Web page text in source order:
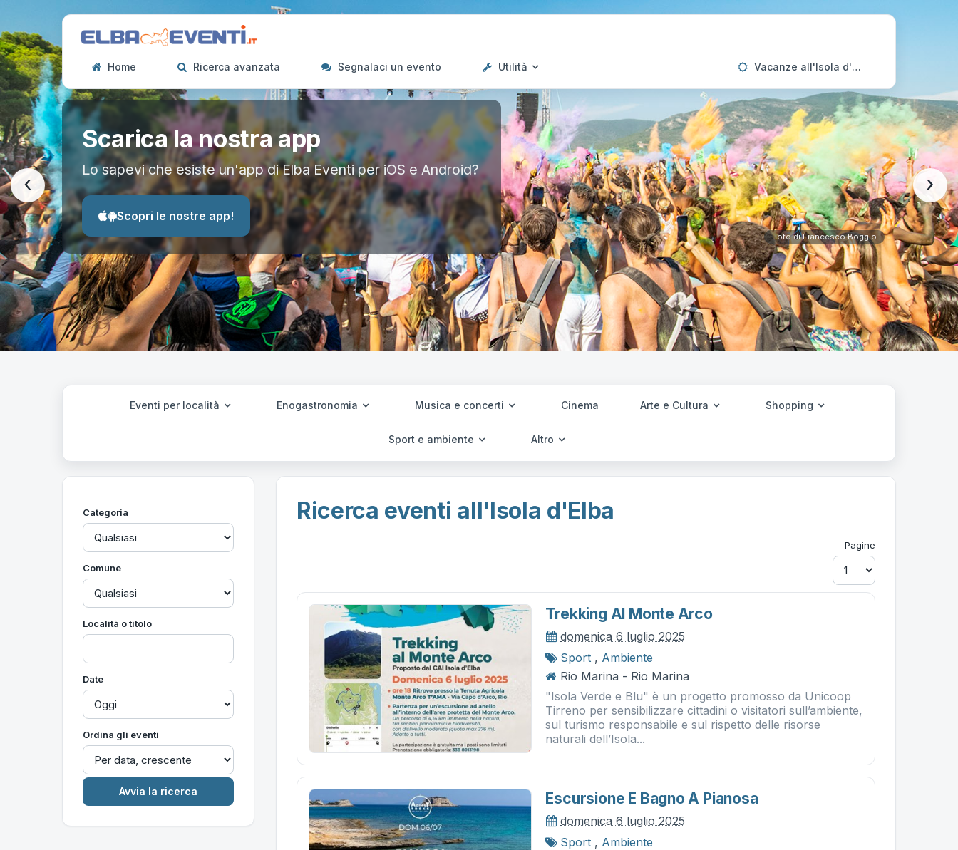
Home Ricerca avanzata Segnalaci un evento Utilità Vacanze all'Isola d'Elba
Scarica la nostra app
Lo sapevi che esiste un'app di Elba Eventi per iOS e Android?
Scopri le nostre app!
Foto di Francesco Boggio
‹ ›
Eventi per località Enogastronomia Musica e concerti Cinema Arte e Cultura Shopping
Sport e ambiente Altro
Categoria
Comune
Località o titolo
Date
Ordina gli eventi
Ricerca eventi all'Isola d'Elba
Pagine
Trekking Al Monte Arco
domenica 6 luglio 2025
Sport , Ambiente
Rio Marina - Rio Marina
"Isola Verde e Blu" è un progetto promosso da Unicoop
Tirreno per sensibilizzare cittadini o visitatori sull’ambiente,
sul turismo responsabile e sul rispetto delle risorse
naturali dell’Isola...
Escursione E Bagno A Pianosa
domenica 6 luglio 2025
Sport , Ambiente